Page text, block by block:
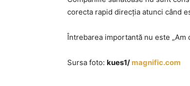
corecta rapid direcția atunci când
Întrebarea importantă nu este „Am
Sursa foto: kues1/ magnific.com